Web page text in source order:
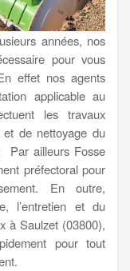
années, nos
pour vous
effet nos agents
applicable au
les travaux
et de nettoyage du
Par ailleurs Fosse
préfectoral pour
En outre,
l’entretien et du
à Saulzet (03800),
pour tout